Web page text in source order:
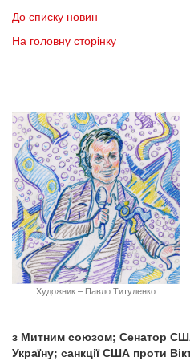
До списку новин
На головну сторінку
Художник – Павло Титуленко
з Митним союзом; Сенатор
Україну; санкції США проти